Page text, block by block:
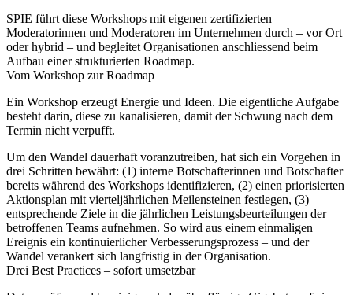
SPIE führt diese Workshops mit eigenen zertifizierten
Moderatorinnen und Moderatoren im Unternehmen durch – vor Ort
oder hybrid – und begleitet Organisationen anschliessend beim
Aufbau einer strukturierten Roadmap.
Vom Workshop zur Roadmap
Ein Workshop erzeugt Energie und Ideen. Die eigentliche Aufgabe
besteht darin, diese zu kanalisieren, damit der Schwung nach dem
Termin nicht verpufft.
Um den Wandel dauerhaft voranzutreiben, hat sich ein Vorgehen in
drei Schritten bewährt: (1) interne Botschafterinnen und Botschafter
bereits während des Workshops identifizieren, (2) einen priorisierten
Aktionsplan mit vierteljährlichen Meilensteinen festlegen, (3)
entsprechende Ziele in die jährlichen Leistungsbeurteilungen der
betroffenen Teams aufnehmen. So wird aus einem einmaligen
Ereignis ein kontinuierlicher Verbesserungsprozess – und der
Wandel verankert sich langfristig in der Organisation.
Drei Best Practices – sofort umsetzbar